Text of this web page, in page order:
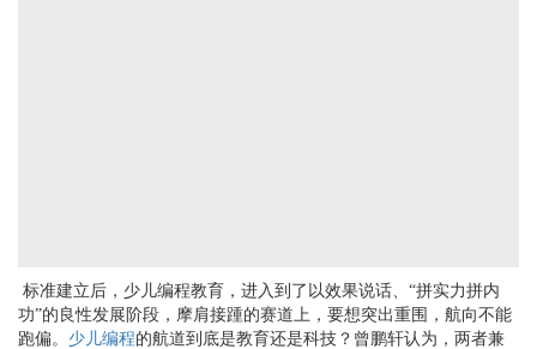
标准建立后，少儿编程教育，进入到了以效果说话、 “拼实力拼内
功”的良性发展阶段，摩肩接踵的赛道上，要想突出重围，航向不能
跑偏。 少儿编程的航道到底是教育还是科技？曾鹏轩认为，两者兼